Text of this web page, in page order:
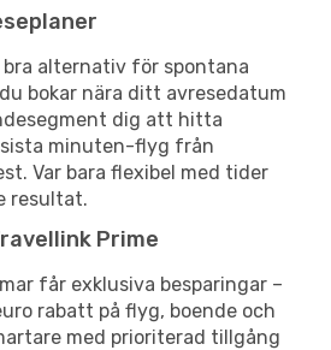
bra alternativ för spontana
bokar nära ditt avresedatum
dig att hitta
minuten-flyg från
Var bara flexibel med tider
resultat.
Prime
får exklusiva besparingar –
rabatt på flyg, boende och
med prioriterad tillgång